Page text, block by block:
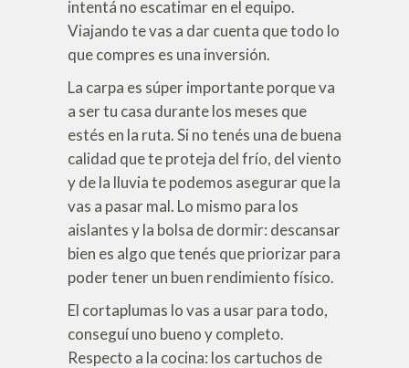
intentá no escatimar en el equipo.
Viajando te vas a dar cuenta que todo lo
que compres es una inversión.
La carpa es súper importante porque va
a ser tu casa durante los meses que
estés en la ruta. Si no tenés una de buena
calidad que te proteja del frío, del viento
y de la lluvia te podemos asegurar que la
vas a pasar mal. Lo mismo para los
aislantes y la bolsa de dormir: descansar
bien es algo que tenés que priorizar para
poder tener un buen rendimiento físico.
El cortaplumas lo vas a usar para todo,
conseguí uno bueno y completo.
Respecto a la cocina: los cartuchos de